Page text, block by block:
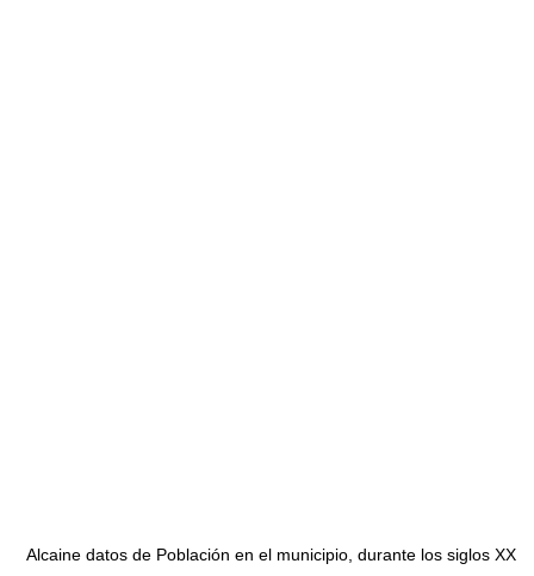
Alcaine datos de Población en el municipio, durante los siglos XX